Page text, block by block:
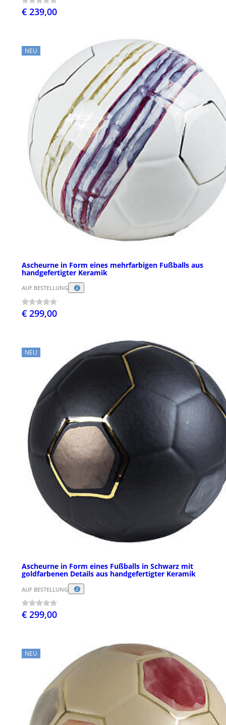
€ 239,00
NEU
Ascheurne in Form eines mehrfarbigen Fußballs aus
handgefertigter Keramik
AUF BESTELLUNG
€ 299,00
NEU
Ascheurne in Form eines Fußballs in Schwarz mit
goldfarbenen Details aus handgefertigter Keramik
AUF BESTELLUNG
€ 299,00
NEU